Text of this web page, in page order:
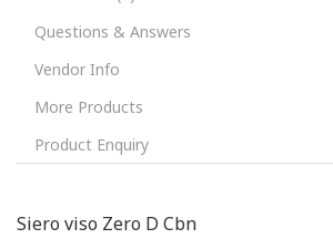
Questions & Answers
Vendor Info
More Products
Product Enquiry
Siero viso Zero D Cbn